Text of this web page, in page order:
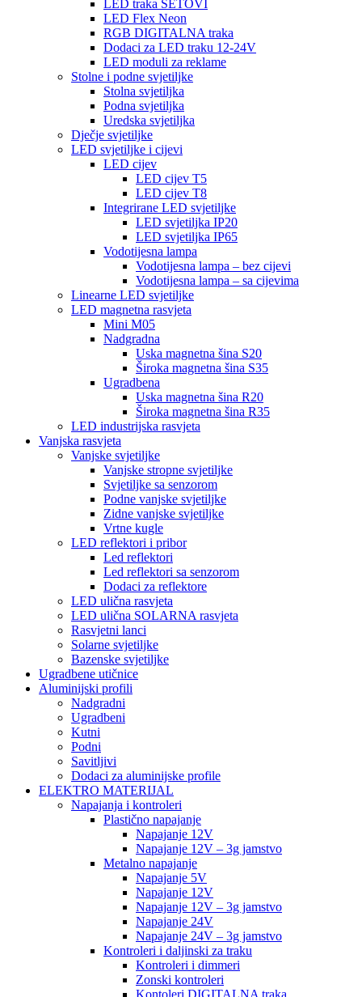
LED traka SETOVI
LED Flex Neon
RGB DIGITALNA traka
Dodaci za LED traku 12-24V
LED moduli za reklame
Stolne i podne svjetiljke
Stolna svjetiljka
Podna svjetiljka
Uredska svjetiljka
Dječje svjetiljke
LED svjetiljke i cijevi
LED cijev
LED cijev T5
LED cijev T8
Integrirane LED svjetiljke
LED svjetiljka IP20
LED svjetiljka IP65
Vodotijesna lampa
Vodotijesna lampa – bez cijevi
Vodotijesna lampa – sa cijevima
Linearne LED svjetiljke
LED magnetna rasvjeta
Mini M05
Nadgradna
Uska magnetna šina S20
Široka magnetna šina S35
Ugradbena
Uska magnetna šina R20
Široka magnetna šina R35
LED industrijska rasvjeta
Vanjska rasvjeta
Vanjske svjetiljke
Vanjske stropne svjetiljke
Svjetiljke sa senzorom
Podne vanjske svjetiljke
Zidne vanjske svjetiljke
Vrtne kugle
LED reflektori i pribor
Led reflektori
Led reflektori sa senzorom
Dodaci za reflektore
LED ulična rasvjeta
LED ulična SOLARNA rasvjeta
Rasvjetni lanci
Solarne svjetiljke
Bazenske svjetiljke
Ugradbene utičnice
Aluminijski profili
Nadgradni
Ugradbeni
Kutni
Podni
Savitljivi
Dodaci za aluminijske profile
ELEKTRO MATERIJAL
Napajanja i kontroleri
Plastično napajanje
Napajanje 12V
Napajanje 12V – 3g jamstvo
Metalno napajanje
Napajanje 5V
Napajanje 12V
Napajanje 12V – 3g jamstvo
Napajanje 24V
Napajanje 24V – 3g jamstvo
Kontroleri i daljinski za traku
Kontroleri i dimmeri
Zonski kontroleri
Kontoleri DIGITALNA traka